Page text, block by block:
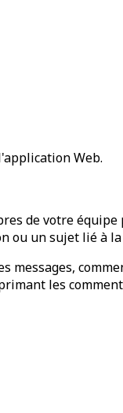
Web.
de votre
un sujet lié à
les